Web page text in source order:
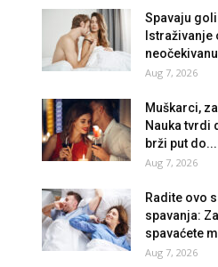
Spavaju
Istraživanje
Aug 7, 2026
Muškarci,
Nauka tvrdi
brži put do...
Aug 7, 2026
Radite ovo
spavanja:
spavaćete
Aug 7, 2026